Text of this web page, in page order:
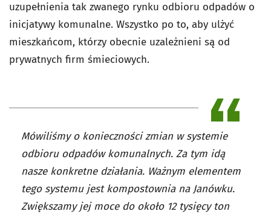
uzupełnienia tak zwanego rynku odbioru odpadów o
inicjatywy komunalne. Wszystko po to, aby ulżyć
mieszkańcom, którzy obecnie uzależnieni są od
prywatnych firm śmieciowych.
Mówiliśmy o konieczności zmian w systemie
odbioru odpadów komunalnych. Za tym idą
nasze konkretne działania. Ważnym elementem
tego systemu jest kompostownia na Janówku.
Zwiększamy jej moce do około 12 tysięcy ton